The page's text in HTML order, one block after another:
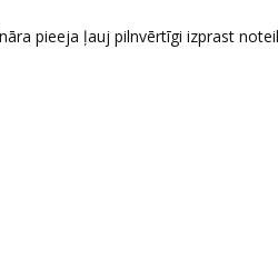
pieeja ļauj pilnvērtīgi izprast